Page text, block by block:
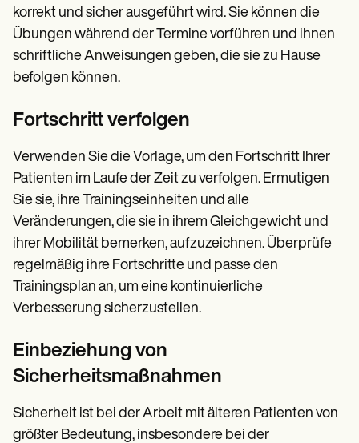
korrekt und sicher ausgeführt wird. Sie können die
Übungen während der Termine vorführen und ihnen
schriftliche Anweisungen geben, die sie zu Hause
befolgen können.
Fortschritt verfolgen
Verwenden Sie die Vorlage, um den Fortschritt Ihrer
Patienten im Laufe der Zeit zu verfolgen. Ermutigen
Sie sie, ihre Trainingseinheiten und alle
Veränderungen, die sie in ihrem Gleichgewicht und
ihrer Mobilität bemerken, aufzuzeichnen. Überprüfe
regelmäßig ihre Fortschritte und passe den
Trainingsplan an, um eine kontinuierliche
Verbesserung sicherzustellen.
Einbeziehung von
Sicherheitsmaßnahmen
Sicherheit ist bei der Arbeit mit älteren Patienten von
größter Bedeutung, insbesondere bei der